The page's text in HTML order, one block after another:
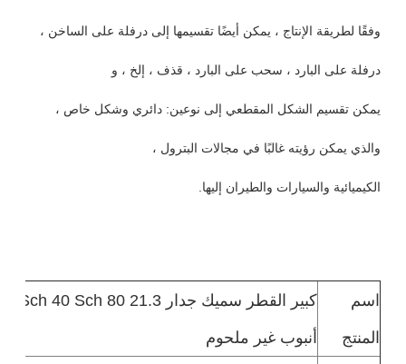
وفقًا لطريقة الإنتاج ، يمكن أيضًا تقسيمها إلى درفلة على الساخن ،
درفلة على البارد ، سحب على البارد ، قذف ، إلخ ، و
يمكن تقسيم الشكل المقطعي إلى نوعين: دائري وشكل خاص ،
والذي يمكن رؤيته غالبًا في مجالات البترول ،
الكيميائية والسيارات والطيران إليها.
اسم
المنتج
أنبوب غير ملحوم